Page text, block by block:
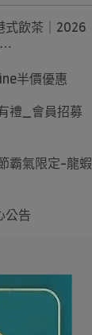
式飲茶｜2026
⋯
半價優惠
禮_會員招募
霸氣限定-龍蝦
公告